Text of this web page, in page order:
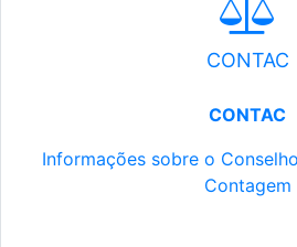
CONTAC
CONTAC
Informações sobre o
Contagem